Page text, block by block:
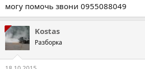
могу помочь звони 0955088049
Kostas
Разборка